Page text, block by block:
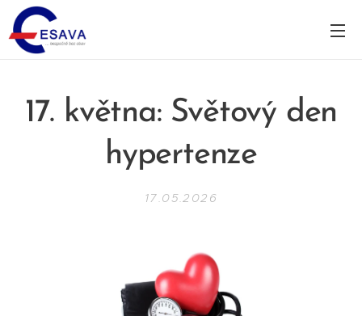
17. května: Světový den
hypertenze
17.05.2026